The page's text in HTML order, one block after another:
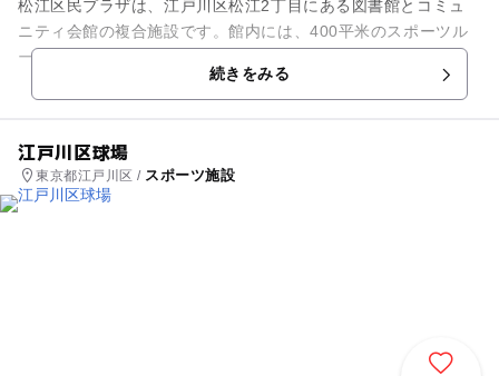
松江区民プラザは、江戸川区松江2丁目にある図書館とコミュ
ニティ会館の複合施設です。館内には、400平米のスポーツル
ームをはじめ、4つの集会所、和室、音楽室などを完備。サー
クル活動や屋内スポーツな...続きをみる
江戸川区球場
東京都江戸川区 / スポーツ施設